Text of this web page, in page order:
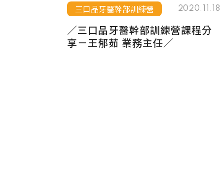
三口品牙醫幹部訓練營 2020.11.18
／三口品牙醫幹部訓練營課程分
享－王郁茹 業務主任／